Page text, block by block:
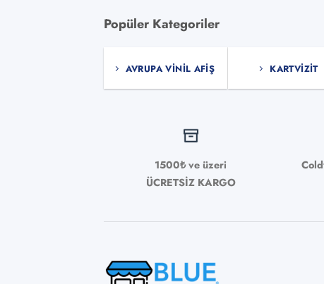
Popüler Kategoriler
AVRUPA VINIL AFIŞ KARTVIZIT
1500₺ ve üzeri
ÜCRETSİZ KARGO